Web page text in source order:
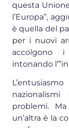
questa
l’Europa”,
è quella del
per i nuovi
accolgono
intonando
problemi.
un’altra è la